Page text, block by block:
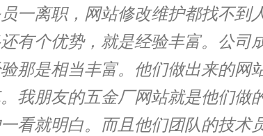
一离职，网站修改维护都找不到人
有个优势，就是经验丰富。公司
那是相当丰富。他们做出来的网
我朋友的五金厂网站就是他们做
看就明白。而且他们团队的技术